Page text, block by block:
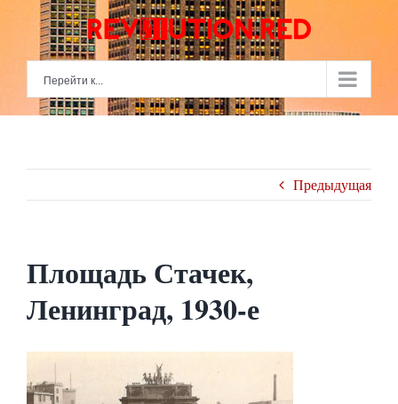
content
Перейти к...
Предыдущая
Площадь Стачек,
Ленинград, 1930-е